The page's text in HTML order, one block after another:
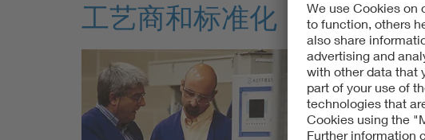
工艺商和标准化
电子
中介
在
标准